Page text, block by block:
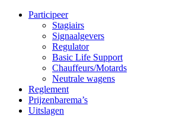
Participeer
Stagiairs
Signaalgevers
Regulator
Basic Life Support
Chauffeurs/Motards
Neutrale wagens
Reglement
Prijzenbarema’s
Uitslagen